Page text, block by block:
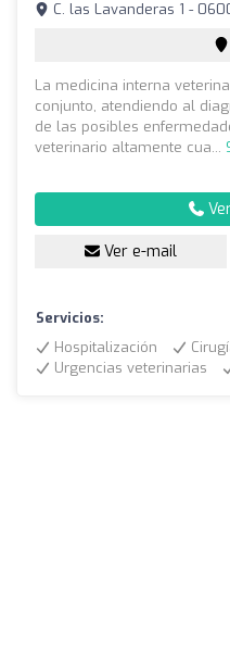
C. las Lavanderas 1 -
La medicina interna
conjunto, atendiendo al
de las posibles
veterinario altamente cua...
Ver e-mail
Servicios:
Hospitalización
Urgencias veterinarias